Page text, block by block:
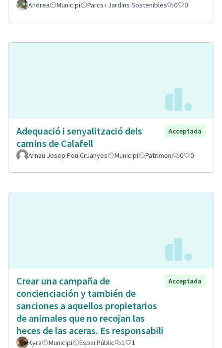
Andrea Municipi Parcs i Jardins Sostenibles 0 0
Adequació i senyalització dels
camins de Calafell
Acceptada
Arnau Josep Pou Cruanyes Municipi Patrimoni 0 0
Crear una campaña de
concienciación y también de
sanciones a aquellos propietarios
de animales que no recojan las
heces de las aceras. Es responsabili
Acceptada
Kyra Municipi Espai Públic 1 1